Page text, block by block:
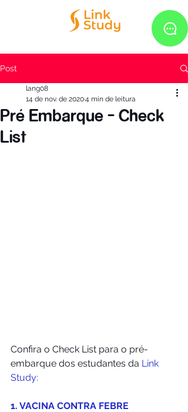
Post
Pré Embarque - Check
List
lang08
14 de nov. de 20204 min de leitura
Confira o Check List para o pré-
embarque dos estudantes da Link
Study:
1. VACINA CONTRA FEBRE